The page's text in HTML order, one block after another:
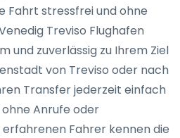
Fahrt stressfrei und ohne
Treviso Flughafen
und zuverlässig zu Ihrem Ziel
von Treviso oder nach
Transfer jederzeit einfach
Anrufe oder
Fahrer kennen die